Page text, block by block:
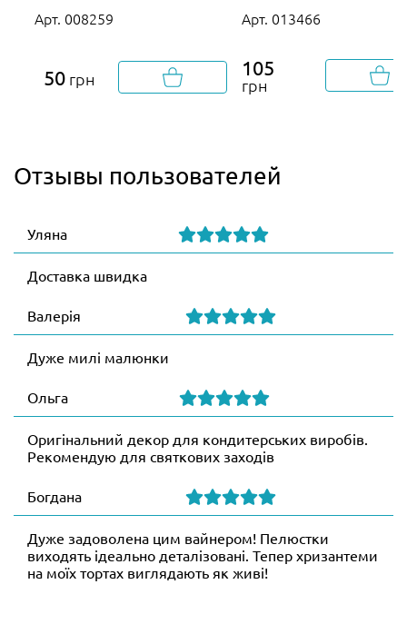
Арт. 008259
50 грн
Арт. 013466
105
грн
Отзывы пользователей
Уляна
Доставка швидка
Валерія
Дуже милі малюнки
Ольга
Оригінальний декор для кондитерських виробів.
Рекомендую для святкових заходів
Богдана
Дуже задоволена цим вайнером! Пелюстки
виходять ідеально деталізовані. Тепер хризантеми
на моїх тортах виглядають як живі!